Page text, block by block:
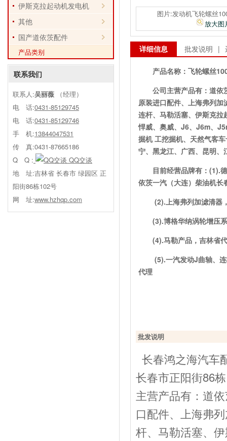
伊斯克拉起动机发电机
其他
国产道依茨配件
产品类别
联系我们
联系人:吴丽薇 （经理）
电 话:0431-85129745
电 话:0431-85129746
手 机:13844047531
传 真:0431-87665186
Q Q :
QQ交谈
地 址:吉林省 长春市 绿园区 正
阳街86栋102号
网 址:www.hzhqp.com
图片:发动机飞轮螺丝
放大图
详细信息 批发说明 |
产品名称： 飞轮螺丝
公司主营产品有：道依
原装进口配件、上海弗列
连杆、马勒活塞、伊斯克
悍威、奥威、J6、J6m、
掘机 工挖掘机、天然气客
宁、黑龙江、广西、昆明、
目前经营品牌有：(1).
依茨一汽（大连）柴油机
(2).上海弗列加滤清器
(3).博格华纳涡轮增压
(4).马勒产品，吉林省
(5).一汽发动J曲轴、
代理
批发说明
长春鸿之海汽车
长春市正阳街86
主营产品有：道
口配件、上海弗
杆、马勒活塞、